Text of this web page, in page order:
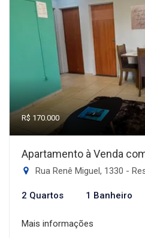
R$ 170.000
Apartamento à Venda
Rua Renê Miguel, 1330 - Residencial
2 Quartos 1 Banheiro
Mais informações